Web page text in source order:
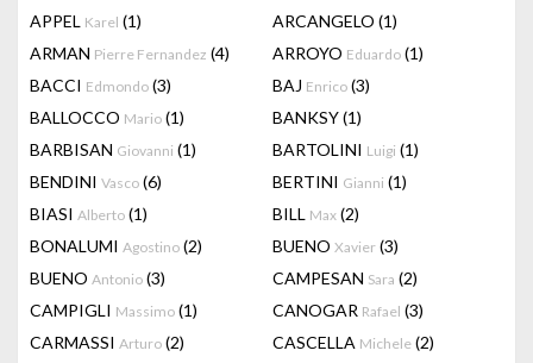
APPEL Karel (1) ARCANGELO (1)
ARMAN Pierre Fernandez (4) ARROYO Eduardo (1)
BACCI Edmondo (3) BAJ Enrico (3)
BALLOCCO Mario (1) BANKSY(1)
BARBISAN Giovanni (1) BARTOLINI Luigi (1)
BENDINI Vasco (6) BERTINI Gianni (1)
BIASI Alberto (1) BILL Max (2)
BONALUMI Agostino (2) BUENO Xavier (3)
BUENO Antonio (3) CAMPESAN Sara (2)
CAMPIGLI Massimo (1) CANOGAR Rafael (3)
CARMASSI Arturo (2) CASCELLA Michele (2)